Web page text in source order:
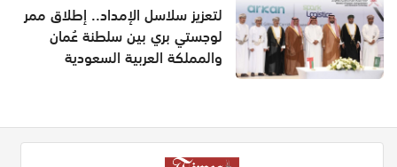
لتعزيز سلاسل الإمداد.. إطلاق ممر
لوجستي بري بين سلطنة عُمان
والمملكة العربية السعودية